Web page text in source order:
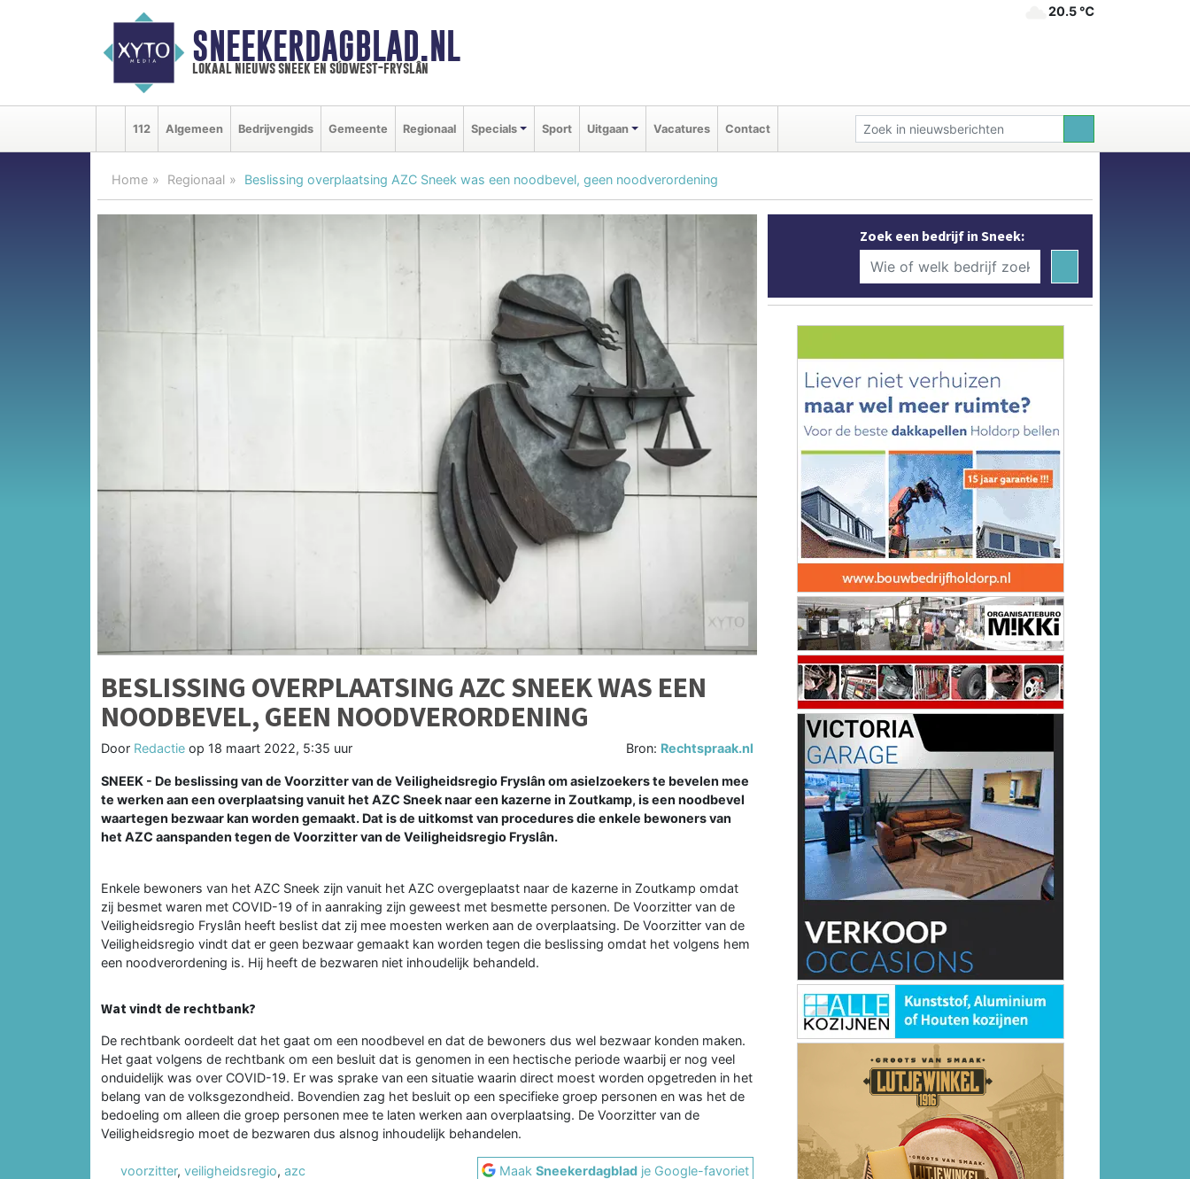
SNEEKERDAGBLAD.NL
lokaal nieuws sneek en súdwest-fryslân
20.5 ℃
112 Algemeen Bedrijvengids Gemeente Regionaal Specials Sport Uitgaan Vacatures Contact
Home Regionaal Beslissing overplaatsing AZC Sneek was een noodbevel, geen noodverordening
BESLISSING OVERPLAATSING AZC SNEEK WAS EEN
NOODBEVEL, GEEN NOODVERORDENING
Door Redactie op 18 maart 2022, 5:35 uur Bron: Rechtspraak.nl
SNEEK - De beslissing van de Voorzitter van de Veiligheidsregio Fryslân om asielzoekers te bevelen mee
te werken aan een overplaatsing vanuit het AZC Sneek naar een kazerne in Zoutkamp, is een noodbevel
waartegen bezwaar kan worden gemaakt. Dat is de uitkomst van procedures die enkele bewoners van
het AZC aanspanden tegen de Voorzitter van de Veiligheidsregio Fryslân.
Enkele bewoners van het AZC Sneek zijn vanuit het AZC overgeplaatst naar de kazerne in Zoutkamp omdat
zij besmet waren met COVID-19 of in aanraking zijn geweest met besmette personen. De Voorzitter van de
Veiligheidsregio Fryslân heeft beslist dat zij mee moesten werken aan de overplaatsing. De Voorzitter van de
Veiligheidsregio vindt dat er geen bezwaar gemaakt kan worden tegen die beslissing omdat het volgens hem
een noodverordening is. Hij heeft de bezwaren niet inhoudelijk behandeld.
Wat vindt de rechtbank?
De rechtbank oordeelt dat het gaat om een noodbevel en dat de bewoners dus wel bezwaar konden maken.
Het gaat volgens de rechtbank om een besluit dat is genomen in een hectische periode waarbij er nog veel
onduidelijk was over COVID-19. Er was sprake van een situatie waarin direct moest worden opgetreden in het
belang van de volksgezondheid. Bovendien zag het besluit op een specifieke groep personen en was het de
bedoeling om alleen die groep personen mee te laten werken aan overplaatsing. De Voorzitter van de
Veiligheidsregio moet de bezwaren dus alsnog inhoudelijk behandelen.
voorzitter, veiligheidsregio, azc MaakSneekerdagblad je Google-favoriet
Zoek een bedrijf in Sneek: